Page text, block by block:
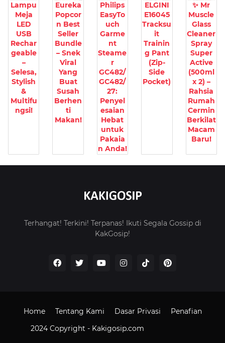
Lampu
Meja
LED
USB
Rechar
geable
–
Selesa,
Stylish
&
Multifu
ngsi!
Eureka
Popcor
n Best
Seller
Bundle
– Snek
Viral
Yang
Buat
Susah
Berhen
ti
Makan!
Philips
EasyTo
uch
Garme
nt
Steame
r
GC482/
GC482/
27:
Penyel
esaian
Hebat
untuk
Pakaia
n Anda!
ELGINI
E16045
Tracksu
it
Trainin
g Pant
(Zip-
Side
Pocket)
✨ Mr
Muscle
Glass
Cleaner
Spray
Super
Active
(500ml
x 2) –
Rahsia
Rumah
Cermin
Berkilat
Macam
Baru!
Terhangat! Terkini! Terpanas! Ikuti Segala Gossip di
KakGosip!
2024 Copyright - Kakigosip.com
Home Tentang Kami Dasar Privasi Penafian